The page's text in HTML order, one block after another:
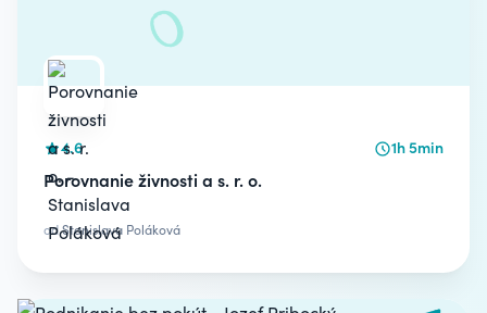
4.6 1h 5min
Porovnanie živnosti a s. r. o.
odStanislava Poláková